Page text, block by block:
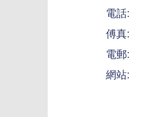
電話:
傅真:
電郵:
網站: